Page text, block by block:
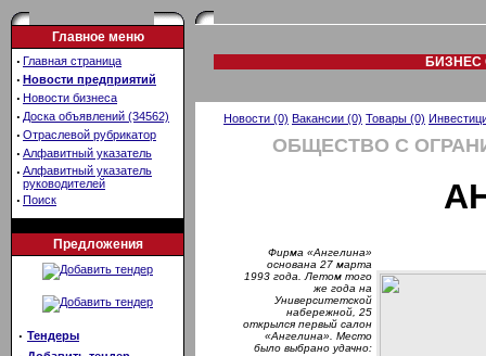
Главное меню
· Главная страница
· Новости предприятий
· Новости бизнеса
· Доска объявлений (34562)
· Отраслевой рубрикатор
· Алфавитный указатель
· Алфавитный указатель
руководителей
· Поиск
Предложения
· Тендеры
БИЗНЕС
Новости (0) Вакансии (0) Товары (0)
ОБЩЕСТВО С
Фирма «Ангелина»
основана 27 марта
1993 года. Летом того
же года на
Университетской
набережной, 25
открылся первый салон
«Ангелина». Место
было выбрано удачно: